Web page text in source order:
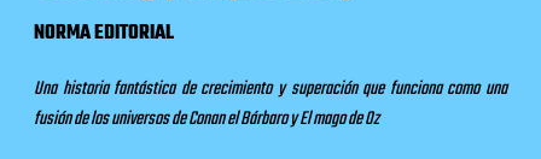
NORMA EDITORIAL
Una historia fantástica de crecimiento y superación que funciona como una
fusión de los universos de Conan el Bárbaro y El mago de Oz